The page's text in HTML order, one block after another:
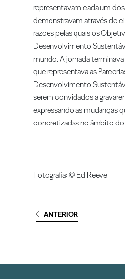
representavam cada um
demonstravam através de
razões pelas quais os
Desenvolvimento
mundo. A jornada terminava
que representava as
Desenvolvimento
serem convidados a
expressando as mudanças
concretizadas no âmbito
Fotografia: © Ed Reeve
ANTERIOR